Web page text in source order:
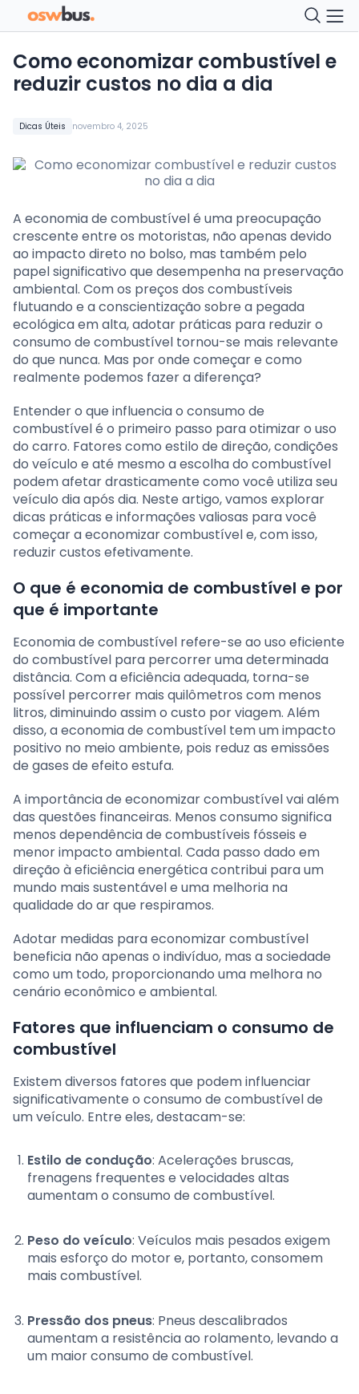
Dicas Úteis novembro 4, 2025
Como economizar combustível e
reduzir custos no dia a dia
A economia de combustível é uma preocupação
crescente entre os motoristas, não apenas devido
ao impacto direto no bolso, mas também pelo
papel significativo que desempenha na preservação
ambiental. Com os preços dos combustíveis
flutuando e a conscientização sobre a pegada
ecológica em alta, adotar práticas para reduzir o
consumo de combustível tornou-se mais relevante
do que nunca. Mas por onde começar e como
realmente podemos fazer a diferença?
Entender o que influencia o consumo de
combustível é o primeiro passo para otimizar o uso
do carro. Fatores como estilo de direção, condições
do veículo e até mesmo a escolha do combustível
podem afetar drasticamente como você utiliza seu
veículo dia após dia. Neste artigo, vamos explorar
dicas práticas e informações valiosas para você
começar a economizar combustível e, com isso,
reduzir custos efetivamente.
O que é economia de combustível e por
que é importante
Economia de combustível refere-se ao uso eficiente
do combustível para percorrer uma determinada
distância. Com a eficiência adequada, torna-se
possível percorrer mais quilômetros com menos
litros, diminuindo assim o custo por viagem. Além
disso, a economia de combustível tem um impacto
positivo no meio ambiente, pois reduz as emissões
de gases de efeito estufa.
A importância de economizar combustível vai além
das questões financeiras. Menos consumo significa
menos dependência de combustíveis fósseis e
menor impacto ambiental. Cada passo dado em
direção à eficiência energética contribui para um
mundo mais sustentável e uma melhoria na
qualidade do ar que respiramos.
Adotar medidas para economizar combustível
beneficia não apenas o indivíduo, mas a sociedade
como um todo, proporcionando uma melhora no
cenário econômico e ambiental.
Fatores que influenciam o consumo de
combustível
Existem diversos fatores que podem influenciar
significativamente o consumo de combustível de
um veículo. Entre eles, destacam-se:
Estilo de condução: Acelerações bruscas,
frenagens frequentes e velocidades altas
aumentam o consumo de combustível.
Peso do veículo: Veículos mais pesados exigem
mais esforço do motor e, portanto, consomem
mais combustível.
Pressão dos pneus: Pneus descalibrados
aumentam a resistência ao rolamento, levando a
um maior consumo de combustível.